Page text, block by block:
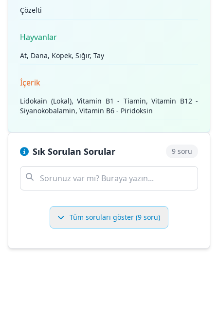
Çözelti
Hayvanlar
At, Dana, Köpek, Sığır, Tay
İçerik
Lidokain (Lokal), Vitamin B1 - Tiamin, Vitamin B12 -
Siyanokobalamin, Vitamin B6 - Piridoksin
Sık Sorulan Sorular 9 soru
Tüm soruları göster (9 soru)